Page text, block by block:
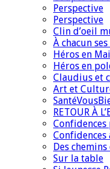
Perspective
Perspective
Clin d’oeil
À chacun
Héros en
Héros en
Claudius et
Art et
RETOUR À
Des
Sur la table